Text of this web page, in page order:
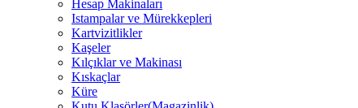
Hesap Makinaları
Istampalar ve Mürekkepleri
Kartvizitlikler
Kaşeler
Kılçıklar ve Makinası
Kıskaçlar
Küre